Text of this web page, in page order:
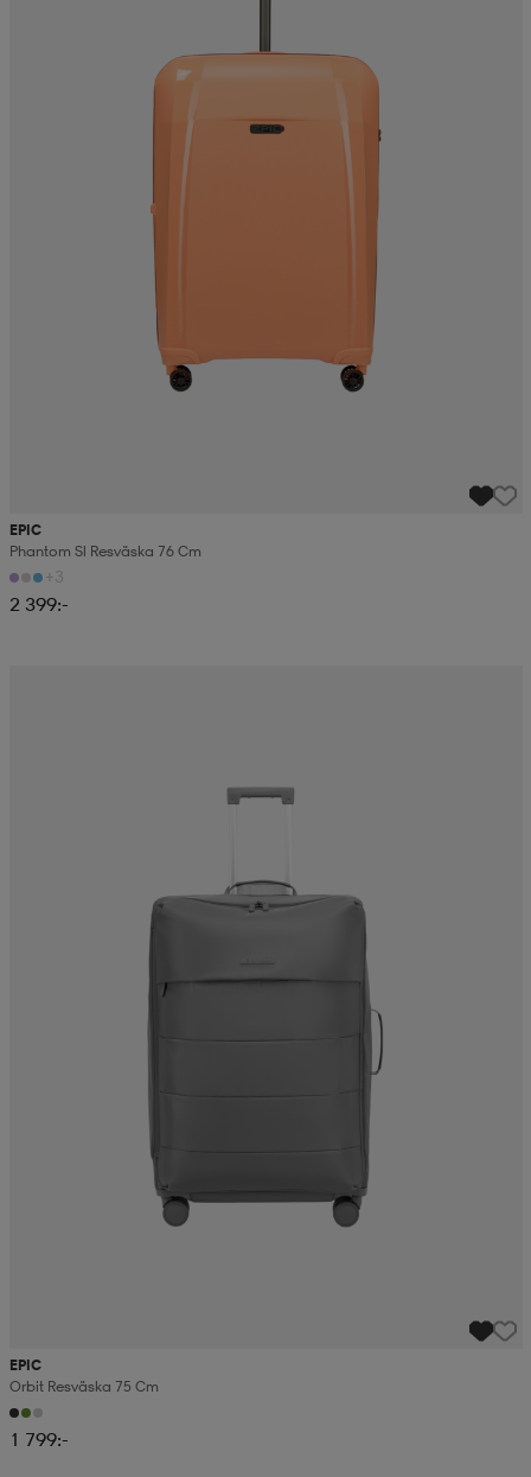
EPIC
Phantom Sl Resväska 76 Cm
+3
2 399:-
EPIC
Orbit Resväska 75 Cm
1 799:-